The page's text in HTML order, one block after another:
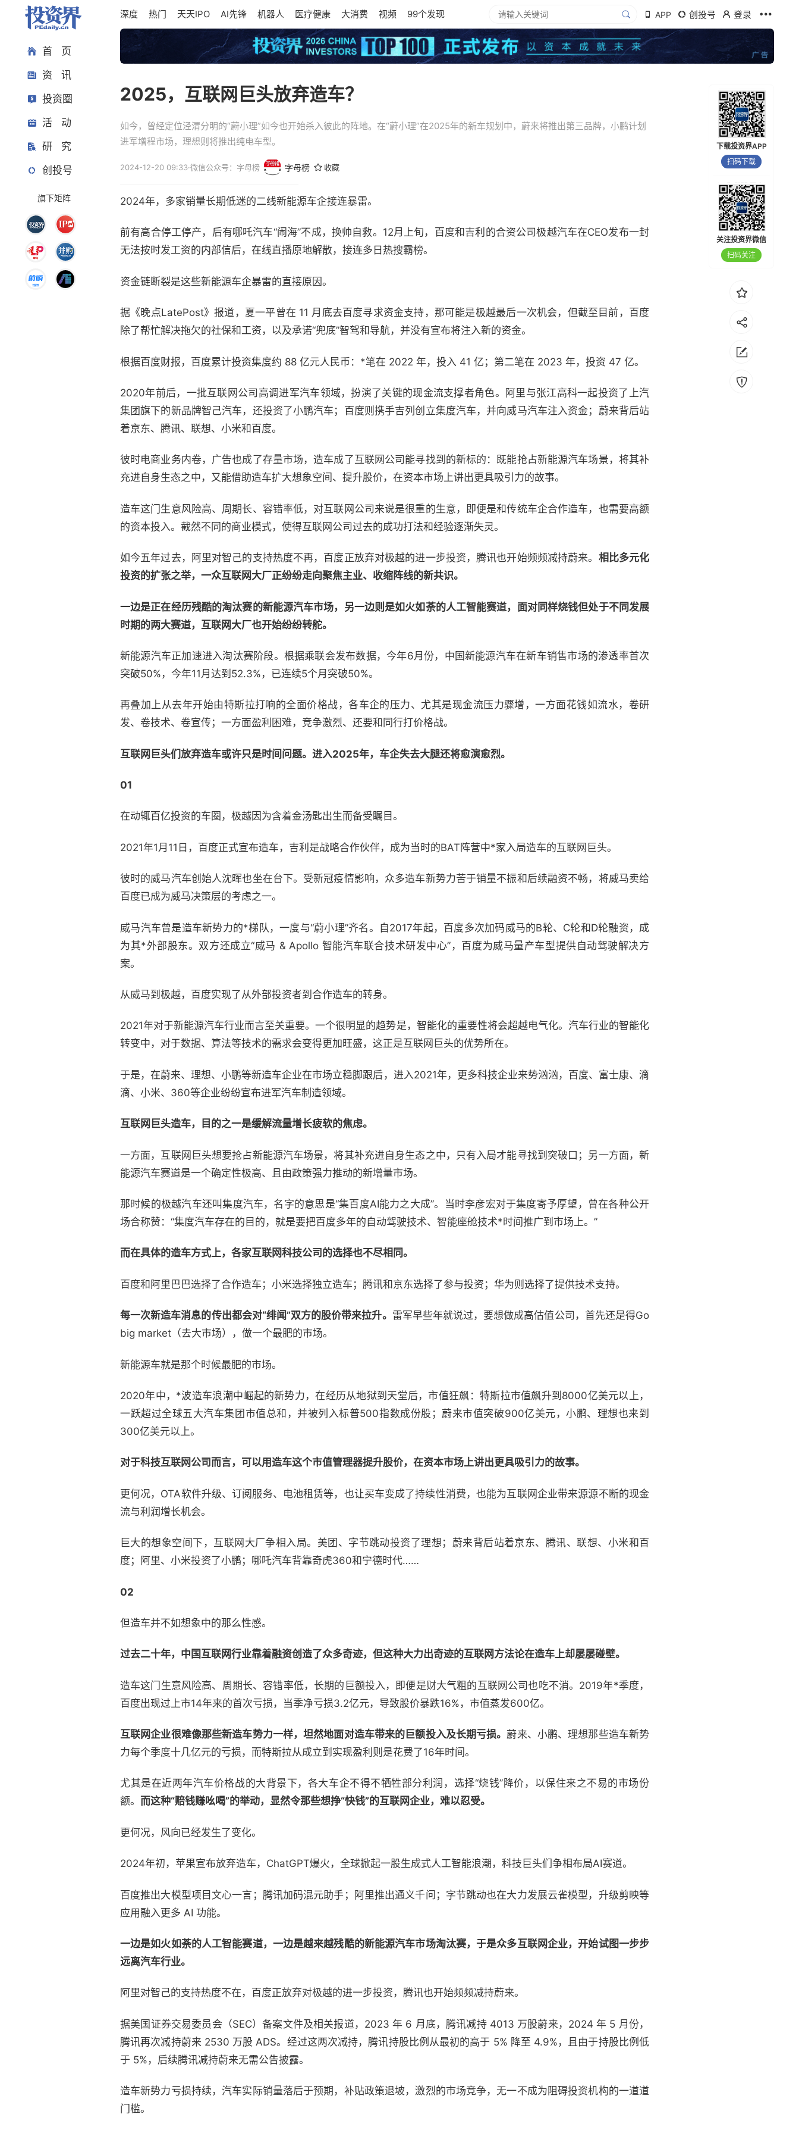
首 页
资 讯
投资圈
活 动
研 究
创投号
旗下矩阵
深度 热门 天天IPO AI先锋 机器人 医疗健康 大消费 视频 99个发现 APP 创投号 登录
2025，互联网巨头放弃造车？
如今，曾经定位泾渭分明的“蔚小理”如今也开始杀入彼此的阵地。在“蔚小理”在2025年的新车规划中，蔚来将推出第三品牌，小鹏计划
进军增程市场，理想则将推出纯电车型。
2024-12-20 09:33·微信公众号：字母榜 字母榜 收藏
2024年，多家销量长期低迷的二线新能源车企接连暴雷。
前有高合停工停产，后有哪吒汽车“闹海”不成，换帅自救。12月上旬，百度和吉利的合资公司极越汽车在CEO发布一封
无法按时发工资的内部信后，在线直播原地解散，接连多日热搜霸榜。
资金链断裂是这些新能源车企暴雷的直接原因。
据《晚点LatePost》报道，夏一平曾在 11 月底去百度寻求资金支持，那可能是极越最后一次机会，但截至目前，百度
除了帮忙解决拖欠的社保和工资，以及承诺“兜底”智驾和导航，并没有宣布将注入新的资金。
根据百度财报，百度累计投资集度约 88 亿元人民币：*笔在 2022 年，投入 41 亿；第二笔在 2023 年，投资 47 亿。
2020年前后，一批互联网公司高调进军汽车领域，扮演了关键的现金流支撑者角色。阿里与张江高科一起投资了上汽
集团旗下的新品牌智己汽车，还投资了小鹏汽车；百度则携手吉列创立集度汽车，并向威马汽车注入资金；蔚来背后站
着京东、腾讯、联想、小米和百度。
彼时电商业务内卷，广告也成了存量市场，造车成了互联网公司能寻找到的新标的：既能抢占新能源汽车场景，将其补
充进自身生态之中，又能借助造车扩大想象空间、提升股价，在资本市场上讲出更具吸引力的故事。
造车这门生意风险高、周期长、容错率低，对互联网公司来说是很重的生意，即便是和传统车企合作造车，也需要高额
的资本投入。截然不同的商业模式，使得互联网公司过去的成功打法和经验逐渐失灵。
如今五年过去，阿里对智己的支持热度不再，百度正放弃对极越的进一步投资，腾讯也开始频频减持蔚来。 相比多元化
投资的扩张之举，一众互联网大厂正纷纷走向聚焦主业、收缩阵线的新共识。
一边是正在经历残酷的淘汰赛的新能源汽车市场，另一边则是如火如荼的人工智能赛道，面对同样烧钱但处于不同发展
时期的两大赛道，互联网大厂也开始纷纷转舵。
新能源汽车正加速进入淘汰赛阶段。根据乘联会发布数据，今年6月份，中国新能源汽车在新车销售市场的渗透率首次
突破50%，今年11月达到52.3%，已连续5个月突破50%。
再叠加上从去年开始由特斯拉打响的全面价格战，各车企的压力、尤其是现金流压力骤增，一方面花钱如流水，卷研
发、卷技术、卷宣传；一方面盈利困难，竞争激烈、还要和同行打价格战。
互联网巨头们放弃造车或许只是时间问题。进入2025年，车企失去大腿还将愈演愈烈。
01
在动辄百亿投资的车圈，极越因为含着金汤匙出生而备受瞩目。
2021年1月11日，百度正式宣布造车，吉利是战略合作伙伴，成为当时的BAT阵营中*家入局造车的互联网巨头。
彼时的威马汽车创始人沈晖也坐在台下。受新冠疫情影响，众多造车新势力苦于销量不振和后续融资不畅，将威马卖给
百度已成为威马决策层的考虑之一。
威马汽车曾是造车新势力的*梯队，一度与“蔚小理”齐名。自2017年起，百度多次加码威马的B轮、C轮和D轮融资，成
为其*外部股东。双方还成立“威马 & Apollo 智能汽车联合技术研发中心”，百度为威马量产车型提供自动驾驶解决方
案。
从威马到极越，百度实现了从外部投资者到合作造车的转身。
2021年对于新能源汽车行业而言至关重要。一个很明显的趋势是，智能化的重要性将会超越电气化。汽车行业的智能化
转变中，对于数据、算法等技术的需求会变得更加旺盛，这正是互联网巨头的优势所在。
于是，在蔚来、理想、小鹏等新造车企业在市场立稳脚跟后，进入2021年，更多科技企业来势汹汹，百度、富士康、滴
滴、小米、360等企业纷纷宣布进军汽车制造领域。
互联网巨头造车，目的之一是缓解流量增长疲软的焦虑。
一方面，互联网巨头想要抢占新能源汽车场景，将其补充进自身生态之中，只有入局才能寻找到突破口；另一方面，新
能源汽车赛道是一个确定性极高、且由政策强力推动的新增量市场。
那时候的极越汽车还叫集度汽车，名字的意思是“集百度AI能力之大成”。当时李彦宏对于集度寄予厚望，曾在各种公开
场合称赞：“集度汽车存在的目的，就是要把百度多年的自动驾驶技术、智能座舱技术*时间推广到市场上。”
而在具体的造车方式上，各家互联网科技公司的选择也不尽相同。
百度和阿里巴巴选择了合作造车；小米选择独立造车；腾讯和京东选择了参与投资；华为则选择了提供技术支持。
每一次新造车消息的传出都会对“绯闻”双方的股价带来拉升。 雷军早些年就说过，要想做成高估值公司，首先还是得Go
big market（去大市场），做一个最肥的市场。
新能源车就是那个时候最肥的市场。
2020年中，*波造车浪潮中崛起的新势力，在经历从地狱到天堂后，市值狂飙：特斯拉市值飙升到8000亿美元以上，
一跃超过全球五大汽车集团市值总和，并被列入标普500指数成份股；蔚来市值突破900亿美元，小鹏、理想也来到
300亿美元以上。
对于科技互联网公司而言，可以用造车这个市值管理器提升股价，在资本市场上讲出更具吸引力的故事。
更何况，OTA软件升级、订阅服务、电池租赁等，也让买车变成了持续性消费，也能为互联网企业带来源源不断的现金
流与利润增长机会。
巨大的想象空间下，互联网大厂争相入局。美团、字节跳动投资了理想；蔚来背后站着京东、腾讯、联想、小米和百
度；阿里、小米投资了小鹏；哪吒汽车背靠奇虎360和宁德时代……
02
但造车并不如想象中的那么性感。
过去二十年，中国互联网行业靠着融资创造了众多奇迹，但这种大力出奇迹的互联网方法论在造车上却屡屡碰壁。
造车这门生意风险高、周期长、容错率低，长期的巨额投入，即便是财大气粗的互联网公司也吃不消。2019年*季度，
百度出现过上市14年来的首次亏损，当季净亏损3.2亿元，导致股价暴跌16%，市值蒸发600亿。
互联网企业很难像那些新造车势力一样，坦然地面对造车带来的巨额投入及长期亏损。 蔚来、小鹏、理想那些造车新势
力每个季度十几亿元的亏损，而特斯拉从成立到实现盈利则是花费了16年时间。
尤其是在近两年汽车价格战的大背景下，各大车企不得不牺牲部分利润，选择“烧钱”降价，以保住来之不易的市场份
额。 而这种“赔钱赚吆喝”的举动，显然令那些想挣“快钱”的互联网企业，难以忍受。
更何况，风向已经发生了变化。
2024年初，苹果宣布放弃造车，ChatGPT爆火，全球掀起一股生成式人工智能浪潮，科技巨头们争相布局AI赛道。
百度推出大模型项目文心一言；腾讯加码混元助手；阿里推出通义千问；字节跳动也在大力发展云雀模型，升级剪映等
应用融入更多 AI 功能。
一边是如火如荼的人工智能赛道，一边是越来越残酷的新能源汽车市场淘汰赛，于是众多互联网企业，开始试图一步步
远离汽车行业。
阿里对智己的支持热度不在，百度正放弃对极越的进一步投资，腾讯也开始频频减持蔚来。
据美国证券交易委员会（SEC）备案文件及相关报道，2023 年 6 月底，腾讯减持 4013 万股蔚来，2024 年 5 月份，
腾讯再次减持蔚来 2530 万股 ADS。经过这两次减持，腾讯持股比例从最初的高于 5% 降至 4.9%，且由于持股比例低
于 5%，后续腾讯减持蔚来无需公告披露。
造车新势力亏损持续，汽车实际销量落后于预期，补贴政策退坡，激烈的市场竞争，无一不成为阻碍投资机构的一道道
门槛。
下载投资界APP
扫码下载
关注投资界微信
扫码关注